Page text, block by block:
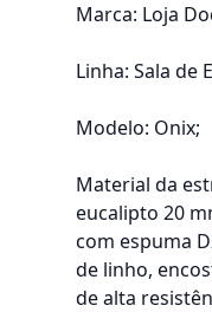
Marca: Loja
Linha: Sala de
Modelo: Onix;
Material da
eucalipto 20
com espuma
de linho,
de alta